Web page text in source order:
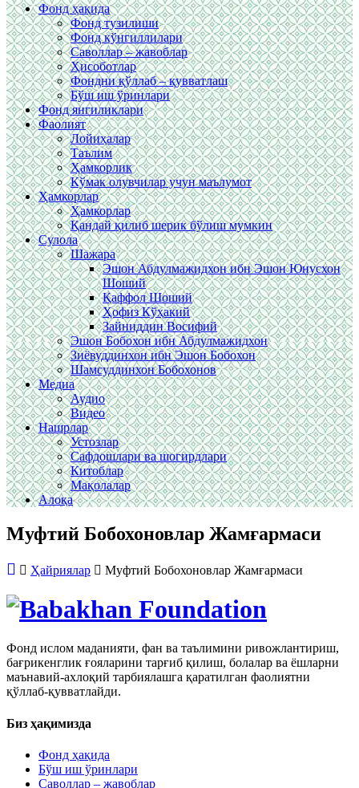
Фонд ҳақида
Фонд тузилиши
Фонд кўнгиллилари
Саволлар – жавоблар
Ҳисоботлар
Фондни қўллаб – қувватлаш
Бўш иш ўринлари
Фонд янгиликлари
Фаолият
Лойиҳалар
Таълим
Ҳамкорлик
Кўмак олувчилар учун маълумот
Ҳамкорлар
Ҳамкорлар
Қандай қилиб шерик бўлиш мумкин
Сулола
Шажара
Эшон Абдулмажидхон ибн Эшон Юнусхон
Шоший
Қаффол Шоший
Ҳофиз Кўҳакий
Зайниддин Восифий
Эшон Бобохон ибн Абдулмажидхон
Зиёвуддинхон ибн Эшон Бобохон
Шамсуддинхон Бобохонов
Медиа
Аудио
Видео
Нашрлар
Устозлар
Сафдошлари ва шогирдлари
Китоблар
Мақолалар
Алоқа
Муфтий Бобохоновлар Жамғармаси
Ҳайриялар Муфтий Бобохоновлар Жамғармаси
Фонд ислом маданияти, фан ва таълимини ривожлантириш,
бағрикенглик ғояларини тарғиб қилиш, болалар ва ёшларни
маънавий-ахлоқий тарбиялашга қаратилган фаолиятни
қўллаб-қувватлайди.
Биз ҳақимизда
Фонд ҳақида
Бўш иш ўринлари
Саволлар – жавоблар